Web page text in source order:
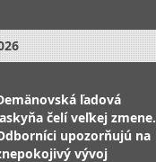
ľadová
čelí veľkej zmene.
upozorňujú na
vývoj